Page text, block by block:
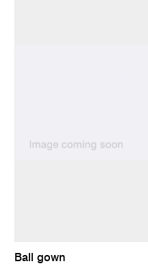
Ball gown